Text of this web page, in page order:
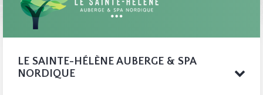
LE SAINTE-HÉLÈNE AUBERGE & SPA
NORDIQUE